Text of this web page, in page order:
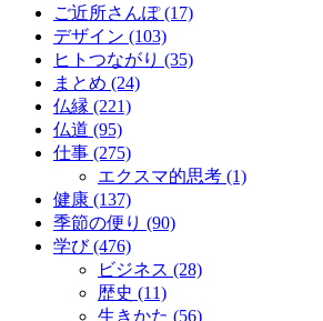
ご近所さんぽ (17)
デザイン (103)
ヒトつながり (35)
まとめ (24)
仏縁 (221)
仏道 (95)
仕事 (275)
エクスマ的思考 (1)
健康 (137)
季節の便り (90)
学び (476)
ビジネス (28)
歴史 (11)
生きかた (56)